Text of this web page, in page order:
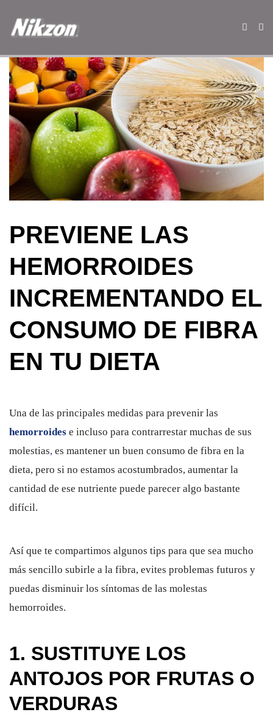
PREVIENE LAS
HEMORROIDES
INCREMENTANDO EL
CONSUMO DE FIBRA
EN TU DIETA
Una de las principales medidas para prevenir las
hemorroides e incluso para contrarrestar muchas de sus
molestias, es mantener un buen consumo de fibra en la
dieta, pero si no estamos acostumbrados, aumentar la
cantidad de ese nutriente puede parecer algo bastante
difícil.
Así que te compartimos algunos tips para que sea mucho
más sencillo subirle a la fibra, evites problemas futuros y
puedas disminuir los síntomas de las molestas
hemorroides.
1. SUSTITUYE LOS
ANTOJOS POR FRUTAS O
VERDURAS